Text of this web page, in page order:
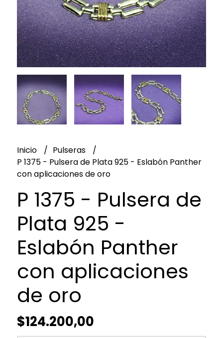
Inicio
Pulseras
P 1375 - Pulsera de Plata 925 - Eslabón Panther
con aplicaciones de oro
P 1375 - Pulsera de
Plata 925 -
Eslabón Panther
con aplicaciones
de oro
$124.200,00